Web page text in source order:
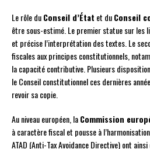
Le rôle duConseil d’État et duConseil
être sous-estimé. Le premier statue sur les
et précise l’interprétation des textes. Le
fiscales aux principes constitutionnels,
la capacité contributive. Plusieurs
le Conseil constitutionnel ces dernières
revoir sa copie.
Au niveau européen, laCommission
à caractère fiscal et pousse à
ATAD (Anti-Tax Avoidance Directive) ont